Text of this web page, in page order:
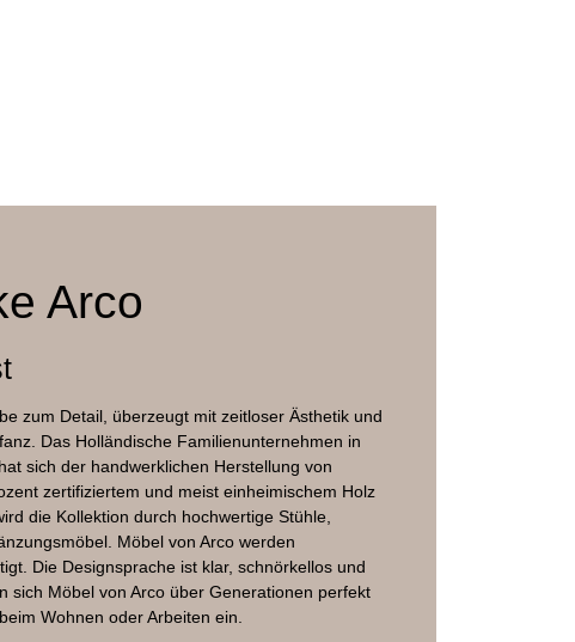
Arco
zum Detail, überzeugt mit zeitloser Ästhetik und
Das Holländische Familienunternehmen in
sich der handwerklichen Herstellung von
zertifiziertem und meist einheimischem Holz
die Kollektion durch hochwertige Stühle,
Möbel von Arco werden
Die Designsprache ist klar, schnörkellos und
sich Möbel von Arco über Generationen perfekt
Wohnen oder Arbeiten ein.